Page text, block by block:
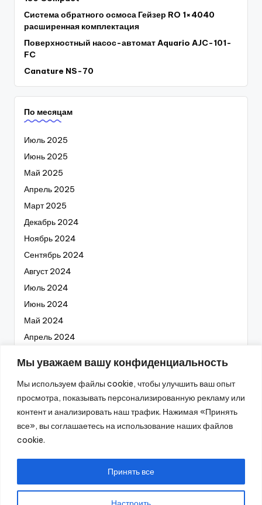
Мы уважаем вашу конфиденциальность
Мы используем файлы cookie, чтобы улучшить ваш опыт
просмотра, показывать персонализированную рекламу или
контент и анализировать наш трафик. Нажимая «Принять
все», вы соглашаетесь на использование наших файлов
cookie.
Принять все
Система обратного осмоса Гейзер RO 1×4040
расширенная комплектация
Поверхностный насос-автомат Aquario AJC-101-
FC
Canature NS-70
По месяцам
Июль 2025
Июнь 2025
Май 2025
Апрель 2025
Март 2025
Декабрь 2024
Ноябрь 2024
Сентябрь 2024
Август 2024
Июль 2024
Июнь 2024
Май 2024
Апрель 2024
Февраль 2024
Январь 2024
Декабрь 2023
Октябрь 2023